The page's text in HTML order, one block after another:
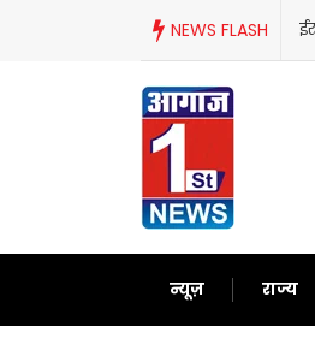
NEWS FLASH
न्यूज़ राज्य